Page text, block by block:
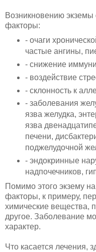
Возникновению экземы
факторы:
- очаги
частые ангины,
- снижение
- воздействие
- склонность к
- заболевания
язва желудка,
язва
печени,
поджелудочной
- эндокринные
надпочечников,
Помимо этого экзему
факторы, к примеру,
химические вещества,
другое. Заболевание
характер.
Что касается лечения,